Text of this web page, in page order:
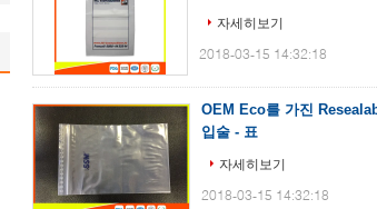
자세히보기
2018-03-15 14:32:18
OEM Eco를 가진
입술 - 표
자세히보기
2018-03-15 14:32:18